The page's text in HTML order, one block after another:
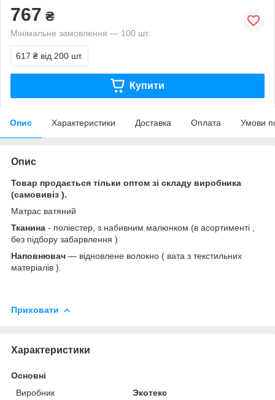
767 ₴
Мінімальне замовлення — 100 шт.
617 ₴ від 200 шт.
Купити
Опис Характеристики Доставка Оплата Умови
Опис
Товар продається тільки оптом зі складу виробника
(самовивіз ).
Матрас ватяний
Тканина - поліестер, з набивним малюнком (в асортименті ,
без підбору забарвлення )
Наповнювач ― відновлене волокно ( вата з текстильних
матеріалів ).
Приховати
Характеристики
Основні
Виробник
Экотекс